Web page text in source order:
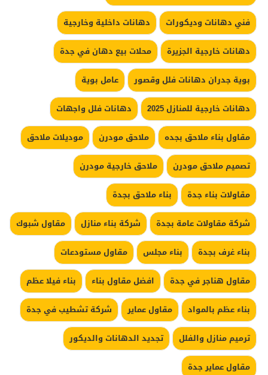
فني دهانات وديكورات
دهانات داخلية وخارجية
دهانات خارجية الجزيرة
محلات بيع دهان في جدة
بوية جدران دهانات فلل وقصور
عامل بوية
دهانات خارجية للمنازل 2025
دهانات فلل واجهات
مقاول بناء ملاحق بجده
ملاحق مودرن
موديلات ملاحق
تصميم ملاحق مودرن
ملاحق خارجية مودرن
مقاولات بناء جدة
بناء ملاحق بجدة
شركة مقاولات عامة بجدة
شركة بناء منازل
مقاول شبوك
بناء غرف بجدة
بناء مجلس
مقاول مستودعات
مقاول هناجر في جدة
افضل مقاول بناء
بناء فيلا عظم
بناء عظم بالمواد
مقاول عماير
شركة تشطيب في جدة
ترميم منازل والفلل
تجديد الدهانات والديكور
مقاول عماير جدة